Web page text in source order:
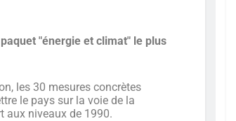
"énergie et climat" le plus
les 30 mesures concrètes
le pays sur la voie de la
aux niveaux de 1990.